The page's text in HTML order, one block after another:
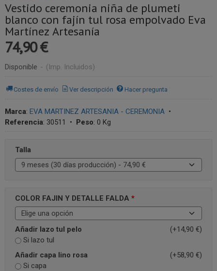
Vestido ceremonia niña de plumeti
blanco con fajín tul rosa empolvado Eva
Martínez Artesanía
74,90 €
Disponible - (Imp. Incluidos)
Costes de envío Ver descripción Hacer pregunta
Marca: EVA MARTINEZ ARTESANIA - CEREMONIA •
Referencia: 30511 • Peso: 0 Kg
Talla
COLOR FAJIN Y DETALLE FALDA *
Añadir lazo tul pelo
(+14,90 €)
Si lazo tul
Añadir capa lino rosa
(+58,90 €)
Si capa